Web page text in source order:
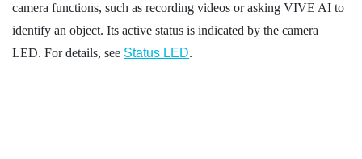
camera functions, such as recording videos or asking VIVE AI to
identify an object. Its active status is indicated by the camera
LED. For details, see Status LED.